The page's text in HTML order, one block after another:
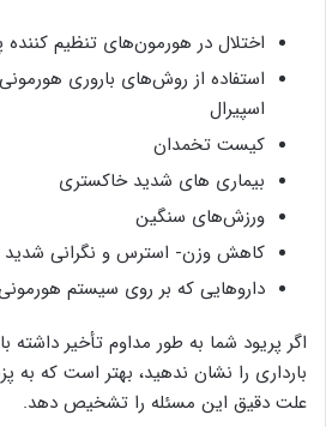
اختلال در هورمون‌های تنظیم کننده
استفاده از روش‌های باروری
اسپیرال
کیست تخمدان
بیماری های شدید خاکستری
ورزش‌های سنگین
کاهش وزن- استرس و نگرانی شدید
داروهایی که بر روی سیستم هورمونی
اگر پریود شما به طور مداوم تأخیر داشته
بارداری را نشان ندهید، بهتر است که به
علت دقیق این مسئله را تشخیص دهد.